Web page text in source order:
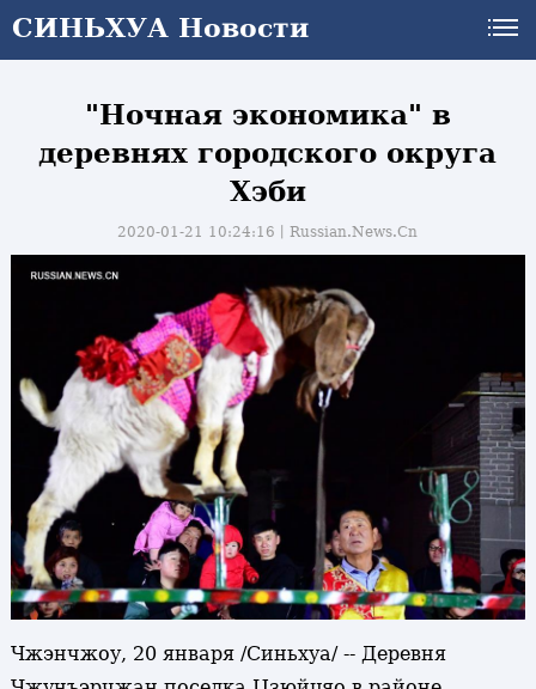
СИНЬХУА Новости
"Ночная экономика" в
деревнях городского округа
Хэби
2020-01-21 10:24:16丨Russian.News.Cn
Чжэнчжоу, 20 января /Синьхуа/ -- Деревня